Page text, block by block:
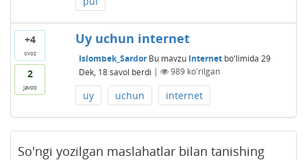
+4
ovoz
2
javob
Uy uchun internet
Islombek_Sardor Bu mavzu Internetbo'limida 29
Dek, 18 savol berdi | 989ko'rilgan
uy uchun internet
So'ngi yozilgan maslahatlar bilan tanishing